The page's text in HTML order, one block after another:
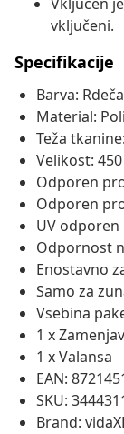
vključeni.
Specifikacije
Barva:
Material:
Teža
Velikost:
Odporen
Odporen
UV odporen
Odpornost
Enostavno
Samo za
Vsebina
1 x
1 x Valansa
EAN:
SKU:
Brand: